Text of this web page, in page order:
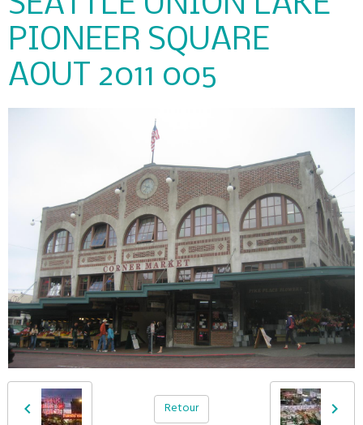
PIONEER SQUARE
AOUT 2011 005
Retour